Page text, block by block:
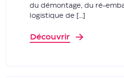
du démontage, du ré-
logistique de […]
Découvrir